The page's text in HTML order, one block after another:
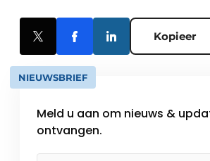
Kopieer
NIEUWSBRIEF
Meld u aan om nieuws &
ontvangen.